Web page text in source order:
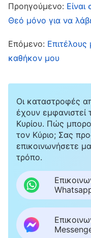
παλιά. Τα
δουλειά και την
υποταχθεί σε όλα
αναθέσει η
μου χειροτέρεψε,
πάω στον γιατρό.
νοσοκομείο κι
πίεση, σοβαρή
Αλλά και η
γιατρός μού είπε
παρουσιάσει
θα μπορούσε να
Προηγούμενο:
Θεό μόνο για να
Επόμενο:
καθήκον μου
Οι καταστροφές
έχουν εμφανιστεί
Κυρίου. Πώς
τον Κύριο; Σας
επικοινωνήσετε
τρόπο.